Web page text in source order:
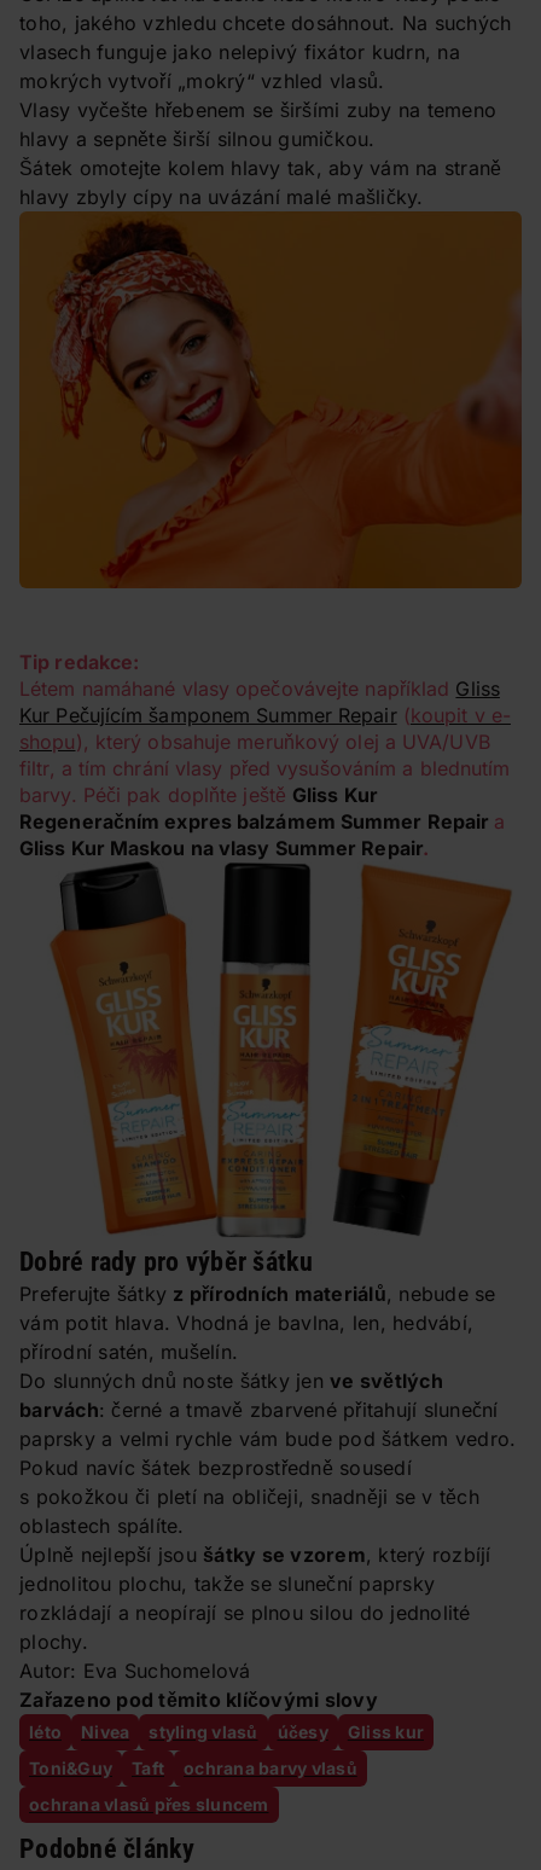
toho, jakého vzhledu chcete dosáhnout. Na suchých
vlasech funguje jako nelepivý fixátor kudrn, na
mokrých vytvoří „mokrý“ vzhled vlasů.
Vlasy vyčešte hřebenem se širšími zuby na temeno
hlavy a sepněte širší silnou gumičkou.
Šátek omotejte kolem hlavy tak, aby vám na straně
hlavy zbyly cípy na uvázání malé mašličky.
Tip redakce:
Létem namáhané vlasy opečovávejte například Gliss
Kur Pečujícím šamponem Summer Repair(koupit v e-
shopu), který obsahuje meruňkový olej a UVA/UVB
filtr, a tím chrání vlasy před vysušováním a blednutím
barvy. Péči pak doplňte ještě Gliss Kur
Regeneračním expres balzámem Summer Repair a
Gliss Kur Maskou na vlasy Summer Repair.
Dobré rady pro výběr šátku
Preferujte šátky z přírodních materiálů, nebude se
vám potit hlava. Vhodná je bavlna, len, hedvábí,
přírodní satén, mušelín.
Do slunných dnů noste šátky jen ve světlých
barvách: černé a tmavě zbarvené přitahují sluneční
paprsky a velmi rychle vám bude pod šátkem vedro.
Pokud navíc šátek bezprostředně sousedí
s pokožkou či pletí na obličeji, snadněji se v těch
oblastech spálíte.
Úplně nejlepší jsou šátky se vzorem, který rozbíjí
jednolitou plochu, takže se sluneční paprsky
rozkládají a neopírají se plnou silou do jednolité
plochy.
Autor: Eva Suchomelová
Zařazeno pod těmito klíčovými slovy
léto Nivea styling vlasů účesy
Gliss kur
Toni&Guy
Taft
ochrana barvy vlasů
ochrana vlasů přes sluncem
Podobné články